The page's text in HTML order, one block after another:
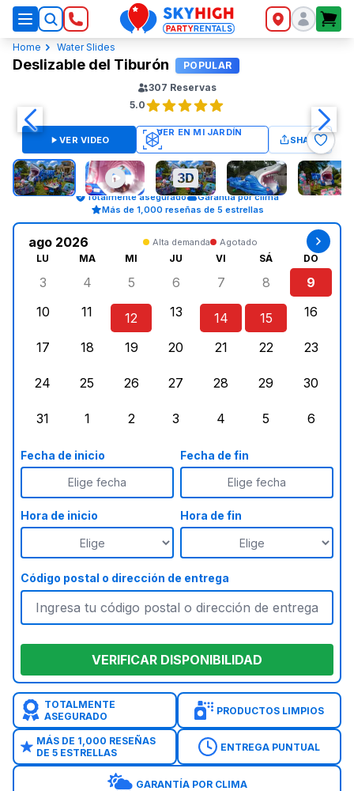
SkyHigh Logo
Home Water Slides
Deslizable del Tiburón
POPULAR
307 Reservas
5.0
VER VIDEO SHARE
Totalmente asegurado
Garantía por clima
Más de 1,000 reseñas de 5 estrellas
ago 2026 Alta demanda Agotado
LU MA MI JU VI SÁ DO
lunes, agosto 3, 2026
3
martes, agosto 4, 2026
4
miércoles, agosto 5, 2026
5
jueves, agosto 6, 2026
6
viernes, agosto 7,
7
sábado,
8 9
lunes, agosto 10, 2026
10
martes, agosto 11, 2026
11
miércoles, agosto 12, 2026
12
jueves, agosto 13, 2026
13
viernes, agosto 14,
14
sábado,
15 16
17
18
19
20
21
22
23
24
25
26
27
28
29
30
31
1
2
3
4
5
6
Fecha de inicio
Elige fecha
Fecha de fin
Elige fecha
Hora de inicio Hora de fin
Código postal o dirección de entrega
VERIFICAR DISPONIBILIDAD
TOTALMENTE
ASEGURADO
PRODUCTOS LIMPIOS
MÁS DE 1,000 RESEÑAS
DE 5 ESTRELLAS
ENTREGA PUNTUAL
GARANTÍA POR CLIMA